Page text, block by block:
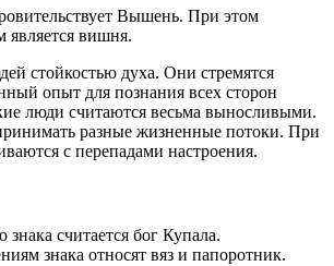
Вышень. При этом
является вишня.
стойкостью духа. Они стремятся
опыт для познания всех сторон
люди считаются весьма выносливыми.
разные жизненные потоки. При
с перепадами настроения.
знака считается бог Купала.
знака относят вяз и папоротник.